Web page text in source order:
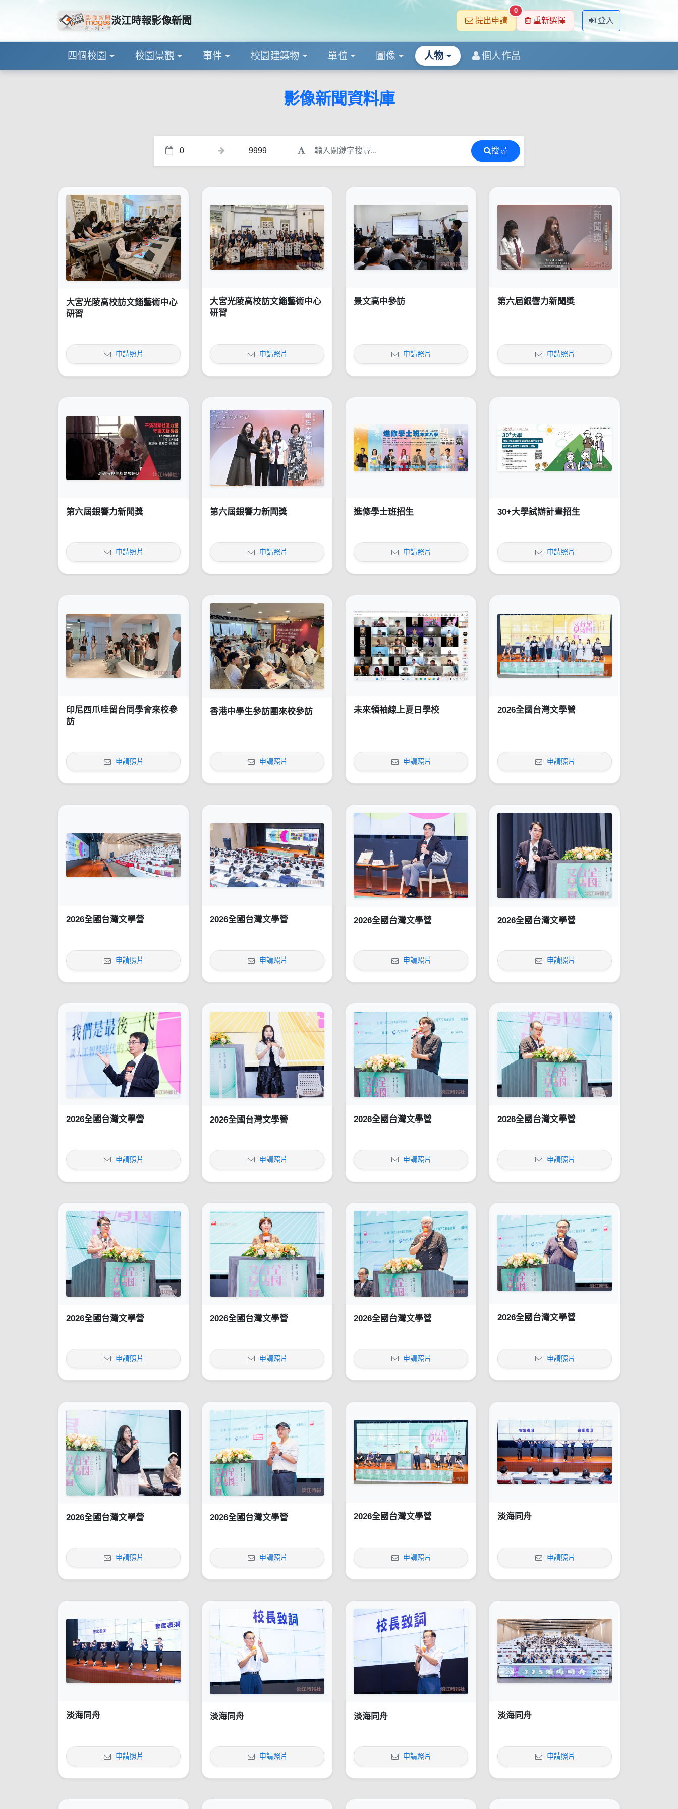
淡江時報影像新聞 提出申請
0
重新選擇 登入
四個校園 校園景觀 事件 校園建築物 單位 圖像 人物 個人作品
影像新聞資料庫
搜尋
大宮光陵高校訪文錙藝術中心
研習
申請照片
大宮光陵高校訪文錙藝術中心
研習
申請照片
景文高中參訪
申請照片
第六屆銀響力新聞獎
申請照片
第六屆銀響力新聞獎
申請照片
第六屆銀響力新聞獎
申請照片
進修學士班招生
申請照片
30+大學試辦計畫招生
申請照片
印尼西爪哇留台同學會來校參
訪
申請照片
香港中學生參訪團來校參訪
申請照片
未來領袖線上夏日學校
申請照片
2026全國台灣文學營
申請照片
2026全國台灣文學營
申請照片
2026全國台灣文學營
申請照片
2026全國台灣文學營
申請照片
2026全國台灣文學營
申請照片
2026全國台灣文學營
申請照片
2026全國台灣文學營
申請照片
2026全國台灣文學營
申請照片
2026全國台灣文學營
申請照片
2026全國台灣文學營
申請照片
2026全國台灣文學營
申請照片
2026全國台灣文學營
申請照片
2026全國台灣文學營
申請照片
2026全國台灣文學營
申請照片
2026全國台灣文學營
申請照片
2026全國台灣文學營
申請照片
淡海同舟
申請照片
淡海同舟
申請照片
淡海同舟
申請照片
淡海同舟
申請照片
淡海同舟
申請照片